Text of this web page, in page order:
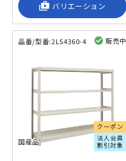
shop_2 バリエーション
品番/型番:2LS4360-4 販売中
クーポン
法人会員
割引対象
国産品